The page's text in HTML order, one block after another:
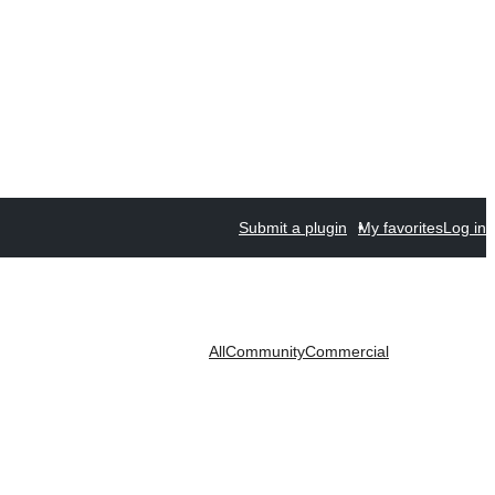
Submit a plugin My favoritesLog in
AllCommunityCommercial